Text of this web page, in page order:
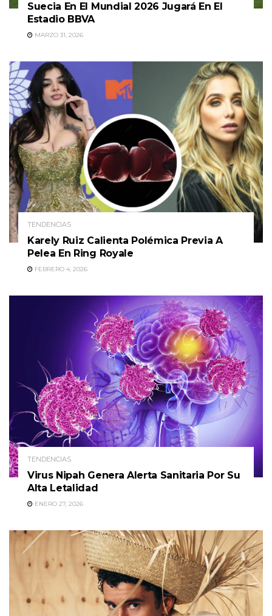
Suecia En El Mundial 2026 Jugará En El
Estadio BBVA
MARZO 31, 2026
TENDENCIAS
Karely Ruiz Calienta Polémica Previa A
Pelea En Ring Royale
FEBRERO 4, 2026
TENDENCIAS
Virus Nipah Genera Alerta Sanitaria Por Su
Alta Letalidad
ENERO 27, 2026